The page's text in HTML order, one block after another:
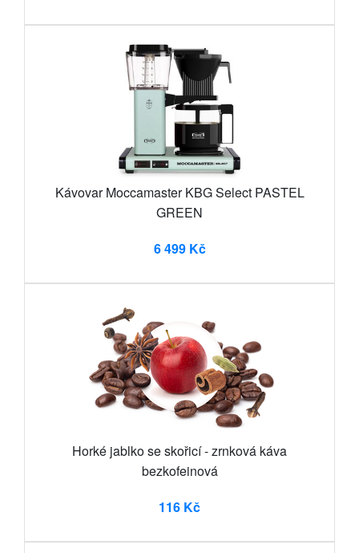
Kávovar Moccamaster KBG Select PASTEL
GREEN
6 499 Kč
Horké jablko se skořicí - zrnková káva
bezkofeinová
116 Kč